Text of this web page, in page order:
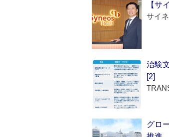
【サ
サイ
治験
[2]
グロ